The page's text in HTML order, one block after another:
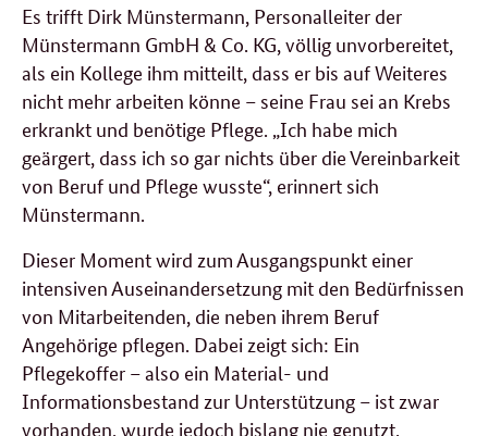
Es trifft Dirk Münstermann, Personalleiter der
Münstermann GmbH & Co. KG, völlig unvorbereitet,
als ein Kollege ihm mitteilt, dass er bis auf Weiteres
nicht mehr arbeiten könne – seine Frau sei an Krebs
erkrankt und benötige Pflege. „Ich habe mich
geärgert, dass ich so gar nichts über die Vereinbarkeit
von Beruf und Pflege wusste“, erinnert sich
Münstermann.
Dieser Moment wird zum Ausgangspunkt einer
intensiven Auseinandersetzung mit den Bedürfnissen
von Mitarbeitenden, die neben ihrem Beruf
Angehörige pflegen. Dabei zeigt sich: Ein
Pflegekoffer – also ein Material- und
Informationsbestand zur Unterstützung – ist zwar
vorhanden, wurde jedoch bislang nie genutzt.